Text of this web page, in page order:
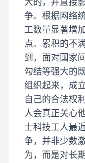
争。根据网络
工数量显著增
点。累积的不
到，面对国家
勾结等强大的
组织起来，成
自己的合法权
人会真正关心
士科技工人最
争，并非少数
为，而是对长